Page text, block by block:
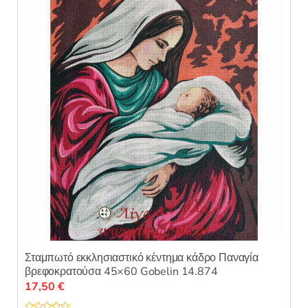
σελίδα
του
προϊόντος
Σταμπωτό εκκλησιαστικό κέντημα κάδρο Παναγία
βρεφοκρατούσα 45×60 Gobelin 14.874
17,50 €